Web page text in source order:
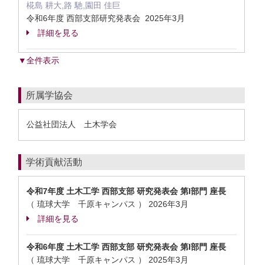
椛島 耕大,路 馳,園田 佳巨
令和6年度 西部支部研究発表会 2025年3月
詳細を見る
▼全件表示
所属学協会
公益社団法人 土木学会
学術貢献活動
令和7年度 土木工学 西部支部 研究発表会 第I部門 座長
（ 琉球大学 千原キャンパス ） 2026年3月
詳細を見る
令和6年度 土木工学 西部支部 研究発表会 第I部門 座長
（ 琉球大学 千原キャンパス ） 2025年3月